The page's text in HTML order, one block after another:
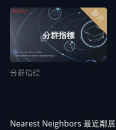
影片
分群指標
分群指標
Nearest Neighbors 最近鄰居